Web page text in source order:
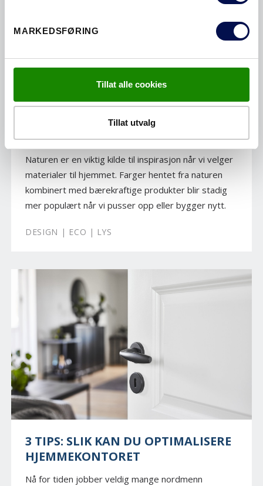
MARKEDSFØRING
Tillat alle cookies
Tillat utvalg
EIKEDØR – NATURMATERIALER INN
I HJEMMET
Naturen er en viktig kilde til inspirasjon når vi velger
materialer til hjemmet. Farger hentet fra naturen
kombinert med bærekraftige produkter blir stadig
mer populært når vi pusser opp eller bygger nytt.
DESIGN | ECO | LYS
3 TIPS: SLIK KAN DU OPTIMALISERE
HJEMMEKONTORET
Nå for tiden jobber veldig mange nordmenn